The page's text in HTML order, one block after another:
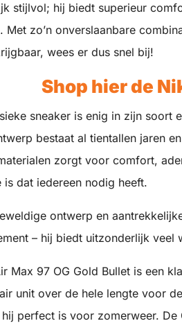
stijlvol; hij biedt superieur
Met zo’n onverslaanbare
wees er dus snel bij!
Shop hier de
sneaker is enig in zijn soort
bestaat al tientallen jaren
zorgt voor comfort,
is dat iedereen nodig heeft.
ontwerp en
– hij biedt uitzonderlijk veel
Max 97 OG Gold Bullet is een
unit over de hele lengte voor
perfect is voor zomerweer. De